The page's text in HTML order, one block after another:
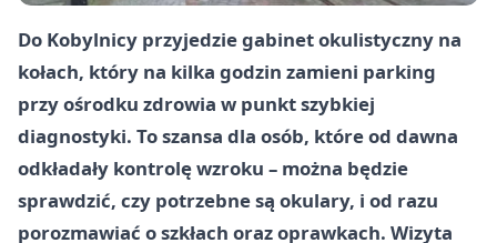
Do Kobylnicy przyjedzie gabinet okulistyczny na
kołach, który na kilka godzin zamieni parking
przy ośrodku zdrowia w punkt szybkiej
diagnostyki. To szansa dla osób, które od dawna
odkładały kontrolę wzroku – można będzie
sprawdzić, czy potrzebne są okulary, i od razu
porozmawiać o szkłach oraz oprawkach. Wizyta